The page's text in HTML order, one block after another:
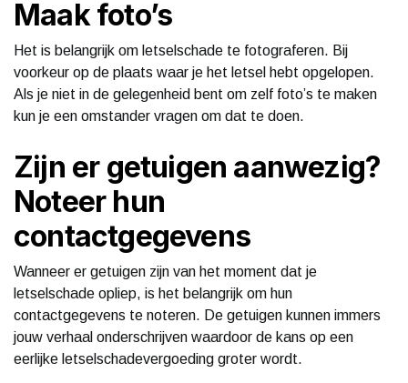
Maak foto’s
Het is belangrijk om letselschade te fotograferen. Bij
voorkeur op de plaats waar je het letsel hebt opgelopen.
Als je niet in de gelegenheid bent om zelf foto’s te maken
kun je een omstander vragen om dat te doen.
Zijn er getuigen aanwezig?
Noteer hun
contactgegevens
Wanneer er getuigen zijn van het moment dat je
letselschade opliep, is het belangrijk om hun
contactgegevens te noteren. De getuigen kunnen immers
jouw verhaal onderschrijven waardoor de kans op een
eerlijke letselschadevergoeding groter wordt.